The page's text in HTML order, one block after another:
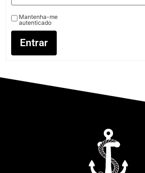
Mantenha-me
autenticado
Entrar